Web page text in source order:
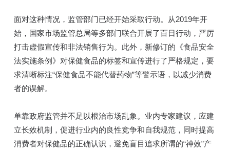
面对这种情况，监管部门已经开始采取行动。从2019年开
始，国家市场监管总局等多部门联合开展了百日行动，严厉
打击虚假宣传和非法销售行为。此外，新修订的《食品安全
法实施条例》对保健食品的标签和宣传进行了严格规定，要
求清晰标注“保健食品不能代替药物”等警示语，以减少消费
者的误解。
单靠政府监管并不足以根治市场乱象。业内专家建议，应建
立长效机制，促进行业内的良性竞争和自我规范，同时提高
消费者对保健品的正确认识，避免盲目追求所谓的“神效”产